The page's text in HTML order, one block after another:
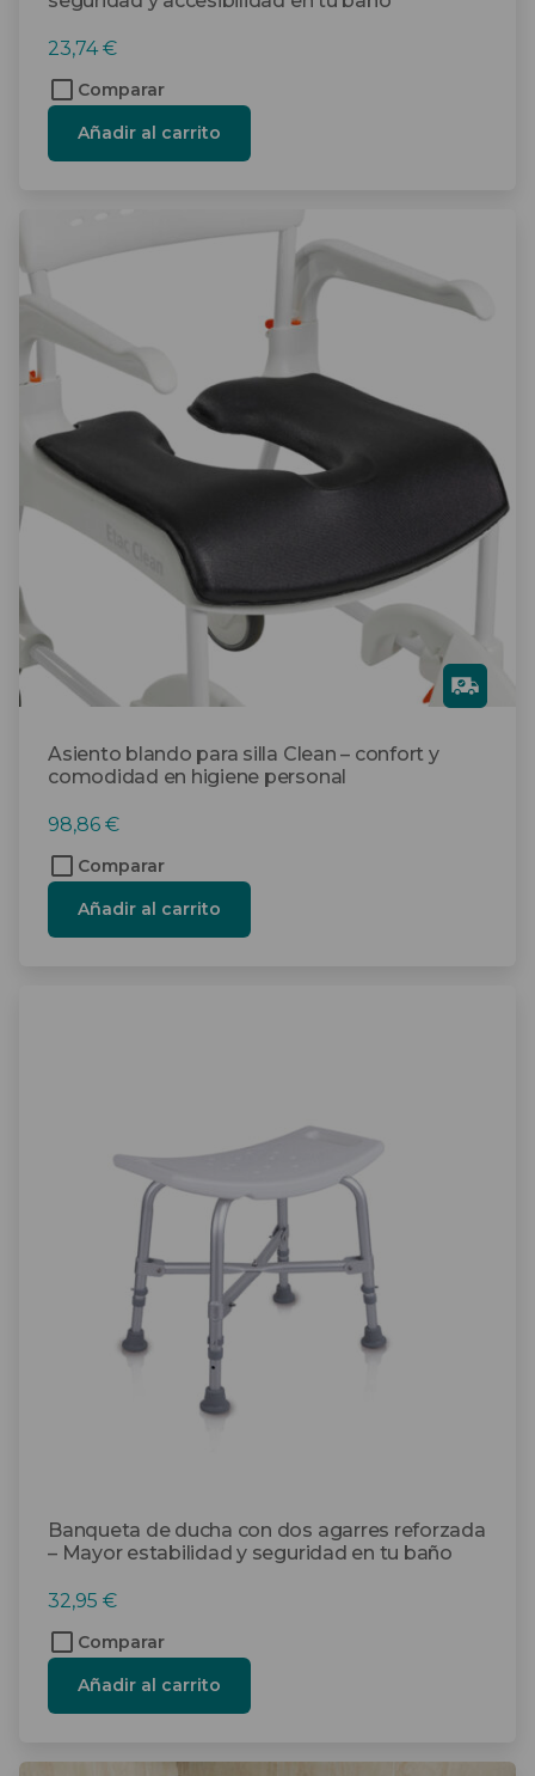
23,74€
Comparar
Añadir al carrito
Asiento blando para silla Clean – confort y
comodidad en higiene personal
Gra
tis
98,86 €
Comparar
Añadir al carrito
Banqueta de ducha con dos agarres reforzada
– Mayor estabilidad y seguridad en tu baño
32,95 €
Comparar
Añadir al carrito